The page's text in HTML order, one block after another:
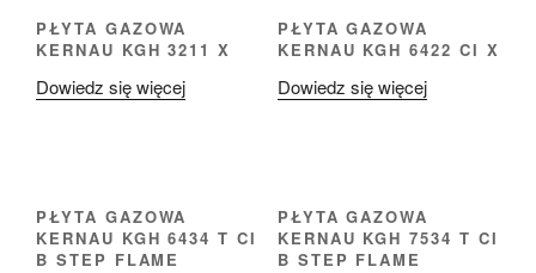
PŁYTA GAZOWA
KERNAU KGH 3211 X
Dowiedz się więcej
PŁYTA GAZOWA
KERNAU KGH 6422 CI X
Dowiedz się więcej
PŁYTA GAZOWA
KERNAU KGH 6434 T CI
B STEP FLAME
PŁYTA GAZOWA
KERNAU KGH 7534 T CI
B STEP FLAME